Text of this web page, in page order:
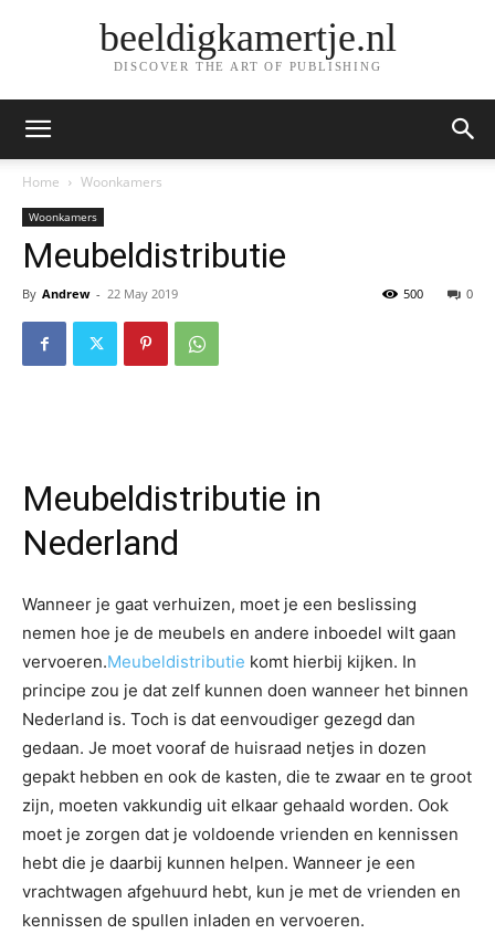
beeldigkamertje.nl
DISCOVER THE ART OF PUBLISHING
Home Woonkamers
Woonkamers
Meubeldistributie
By Andrew - 22 May 2019 0
500
Meubeldistributie in
Nederland
Wanneer je gaat verhuizen, moet je een beslissing
nemen hoe je de meubels en andere inboedel wilt gaan
vervoeren.Meubeldistributie komt hierbij kijken. In
principe zou je dat zelf kunnen doen wanneer het binnen
Nederland is. Toch is dat eenvoudiger gezegd dan
gedaan. Je moet vooraf de huisraad netjes in dozen
gepakt hebben en ook de kasten, die te zwaar en te groot
zijn, moeten vakkundig uit elkaar gehaald worden. Ook
moet je zorgen dat je voldoende vrienden en kennissen
hebt die je daarbij kunnen helpen. Wanneer je een
vrachtwagen afgehuurd hebt, kun je met de vrienden en
kennissen de spullen inladen en vervoeren.